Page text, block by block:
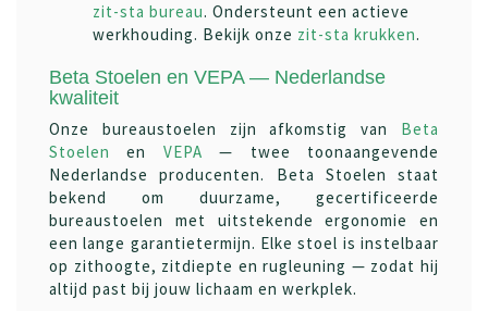
zit-sta bureau. Ondersteunt een actieve
werkhouding. Bekijk onze zit-sta krukken.
Beta Stoelen en VEPA — Nederlandse
kwaliteit
Onze bureaustoelen zijn afkomstig van Beta
Stoelen
en VEPA — twee toonaangevende
Nederlandse producenten. Beta Stoelen staat
bekend om duurzame, gecertificeerde
bureaustoelen met uitstekende ergonomie en
een lange garantietermijn. Elke stoel is instelbaar
op zithoogte, zitdiepte en rugleuning — zodat hij
altijd past bij jouw lichaam en werkplek.